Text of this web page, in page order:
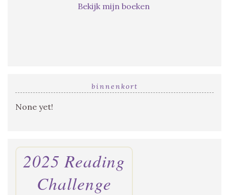
Bekijk mijn boeken
binnenkort
None yet!
2025 Reading
Challenge